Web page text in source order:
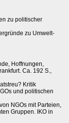
zu politischer
zu Umwelt-
Hoffnungen,
Ca. 192 S.,
Kritik
und politischen
NGOs mit Parteien,
Gruppen. IKO in